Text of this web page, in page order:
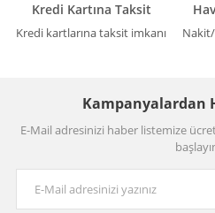
Kredi Kartına Taksit
Kredi kartlarına taksit imkanı
Kampanyalardan
E-Mail adresinizi haber listemize